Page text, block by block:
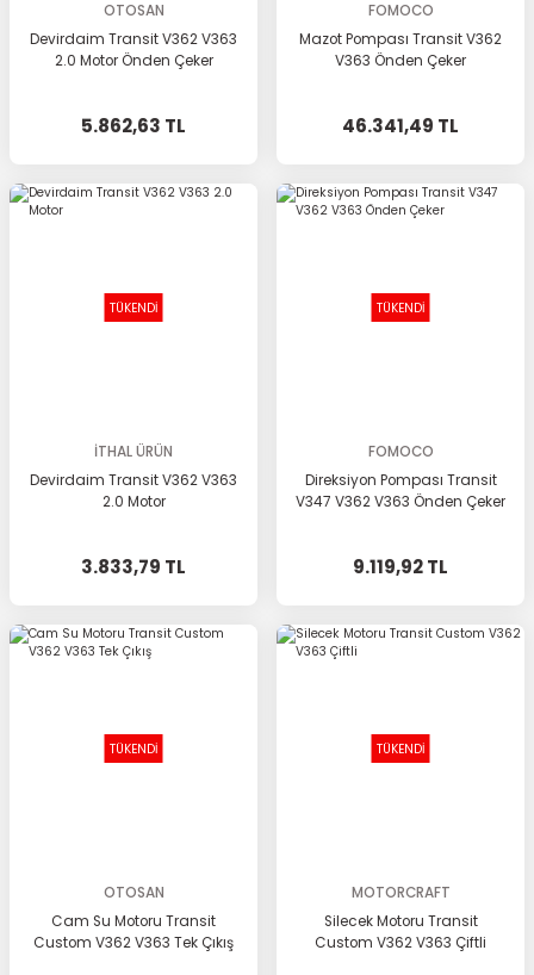
OTOSAN
Devirdaim Transit V362 V363
2.0 Motor Önden Çeker
5.862,63 TL
FOMOCO
Mazot Pompası Transit V362
V363 Önden Çeker
46.341,49 TL
TÜKENDİ
İTHAL ÜRÜN
Devirdaim Transit V362 V363
2.0 Motor
3.833,79 TL
TÜKENDİ
FOMOCO
Direksiyon Pompası Transit
V347 V362 V363 Önden Çeker
9.119,92 TL
TÜKENDİ
OTOSAN
Cam Su Motoru Transit
Custom V362 V363 Tek Çıkış
TÜKENDİ
MOTORCRAFT
Silecek Motoru Transit
Custom V362 V363 Çiftli